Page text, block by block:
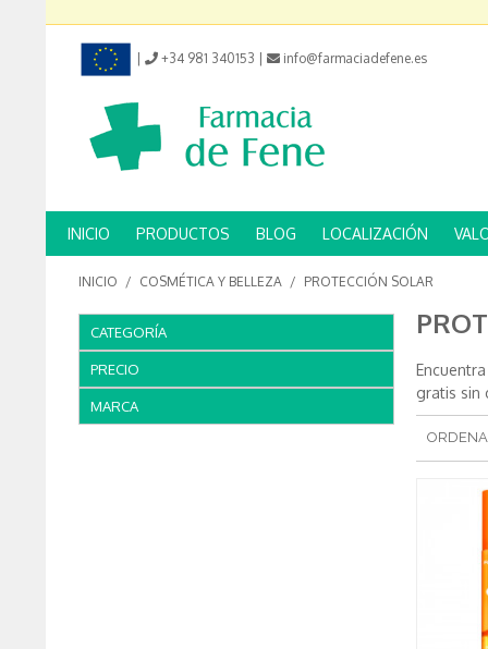
+34 981 340153 info@farmaciadefene.es
INICIO PRODUCTOS BLOG LOCALIZACIÓN
INICIO / COSMÉTICA Y BELLEZA / PROTECCIÓN SOLAR
CATEGORÍA
PRECIO
MARCA
gratis sin